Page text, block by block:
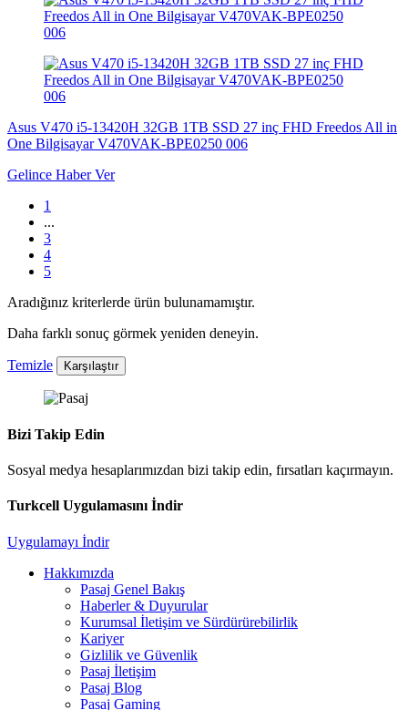
Asus V470 i5-13420H 32GB 1TB SSD 27 inç FHD Freedos All in
One Bilgisayar V470VAK-BPE0250 006
Gelince Haber Ver
1
...
3
4
5
Aradığınız kriterlerde ürün bulunamamıştır.
Daha farklı sonuç görmek yeniden deneyin.
Temizle Karşılaştır
Bizi Takip Edin
Sosyal medya hesaplarımızdan bizi takip edin, fırsatları kaçırmayın.
Turkcell Uygulamasını İndir
Uygulamayı İndir
Hakkımızda
Pasaj Genel Bakış
Haberler & Duyurular
Kurumsal İletişim ve Sürdürürebilirlik
Kariyer
Gizlilik ve Güvenlik
Pasaj İletişim
Pasaj Blog
Pasaj Gaming